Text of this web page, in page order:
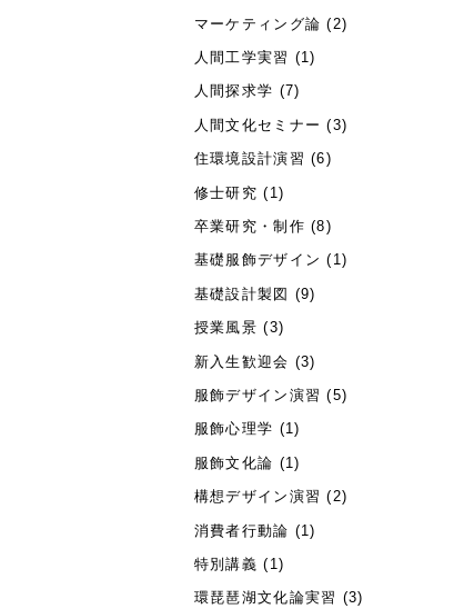
マーケティング論 (2)
人間工学実習 (1)
人間探求学 (7)
人間文化セミナー (3)
住環境設計演習 (6)
修士研究 (1)
卒業研究・制作 (8)
基礎服飾デザイン (1)
基礎設計製図 (9)
授業風景 (3)
新入生歓迎会 (3)
服飾デザイン演習 (5)
服飾心理学 (1)
服飾文化論 (1)
構想デザイン演習 (2)
消費者行動論 (1)
特別講義 (1)
環琵琶湖文化論実習 (3)